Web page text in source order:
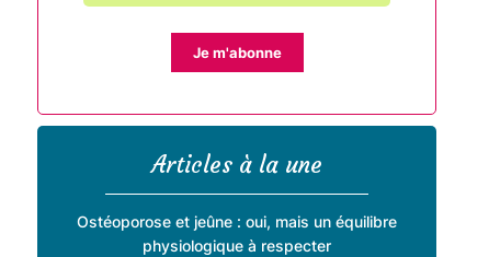
Je m'abonne
Articles à la une
Ostéoporose et jeûne : oui, mais un équilibre
physiologique à respecter